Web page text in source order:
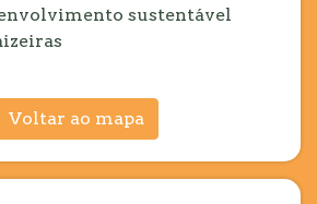
sustentável
Voltar ao mapa